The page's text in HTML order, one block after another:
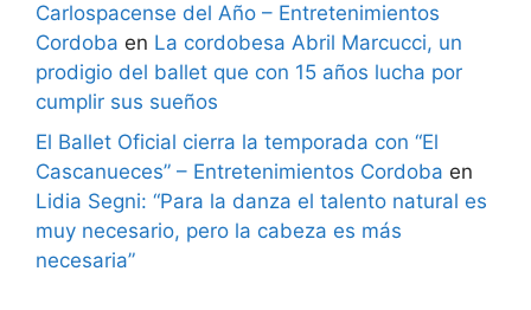
Carlospacense del Año – Entretenimientos
Cordoba en La cordobesa Abril Marcucci, un
prodigio del ballet que con 15 años lucha por
cumplir sus sueños
El Ballet Oficial cierra la temporada con “El
Cascanueces” – Entretenimientos Cordoba en
Lidia Segni: “Para la danza el talento natural es
muy necesario, pero la cabeza es más
necesaria”